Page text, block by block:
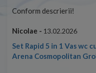
Conform descrierii!
Nicolae - 13.02.2026
Set Rapid 5 in 1 Vas wc
Arena Cosmopolitan